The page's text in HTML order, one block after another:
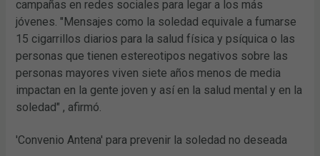
campañas en redes sociales para legar a los más
jóvenes. "Mensajes como la soledad equivale a fumarse
15 cigarrillos diarios para la salud física y psíquica o las
personas que tienen estereotipos negativos sobre las
personas mayores viven siete años menos de media
impactan en la gente joven y así en la salud mental y en la
soledad" , afirmó.
'Convenio Antena' para prevenir la soledad no deseada